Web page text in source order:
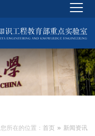
您所在的位置： 首页 新闻资讯